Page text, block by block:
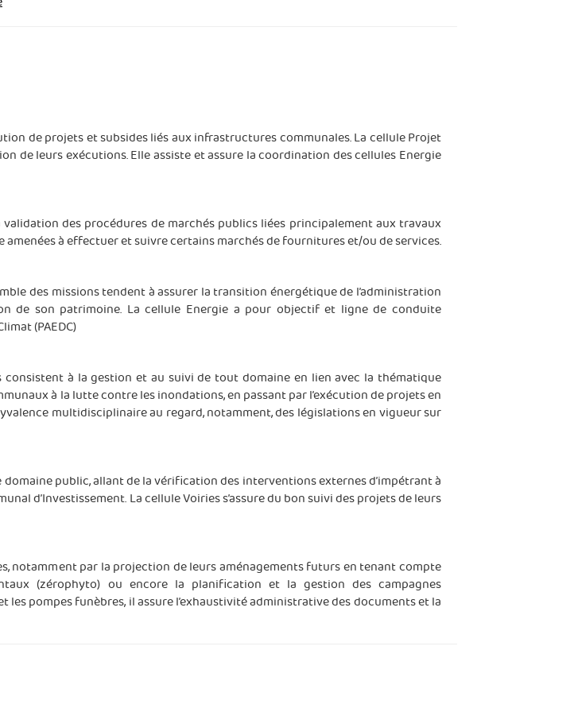
de projets et subsides liés aux infrastructures communales. La cellule Projet
de leurs exécutions. Elle assiste et assure la coordination des cellules Energie
des procédures de marchés publics liées principalement aux travaux
à effectuer et suivre certains marchés de fournitures et/ou de services.
des missions tendent à assurer la transition énergétique de l’administration
de son patrimoine. La cellule Energie a pour objectif et ligne de conduite
(PAEDC)
à la gestion et au suivi de tout domaine en lien avec la thématique
à la lutte contre les inondations, en passant par l’exécution de projets en
multidisciplinaire au regard, notamment, des législations en vigueur sur
domaine public, allant de la vérification des interventions externes d’impétrant à
d’Investissement. La cellule Voiries s’assure du bon suivi des projets de leurs
notamment par la projection de leurs aménagements futurs en tenant compte
(zérophyto) ou encore la planification et la gestion des campagnes
pompes funèbres, il assure l’exhaustivité administrative des documents et la